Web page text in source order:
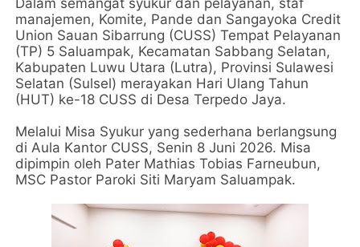
Dalam semangat syukur dan pelayanan, staf
manajemen, Komite, Pande dan Sangayoka Credit
Union Sauan Sibarrung (CUSS) Tempat Pelayanan
(TP) 5 Saluampak, Kecamatan Sabbang Selatan,
Kabupaten Luwu Utara (Lutra), Provinsi Sulawesi
Selatan (Sulsel) merayakan Hari Ulang Tahun
(HUT) ke-18 CUSS di Desa Terpedo Jaya.
Melalui Misa Syukur yang sederhana berlangsung
di Aula Kantor CUSS, Senin 8 Juni 2026. Misa
dipimpin oleh Pater Mathias Tobias Farneubun,
MSC Pastor Paroki Siti Maryam Saluampak.